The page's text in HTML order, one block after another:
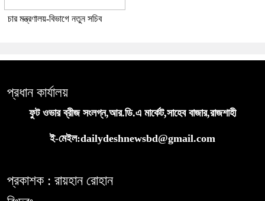
চার মন্ত্রণালয়-বিভাগে নতুন সচিব
প্রধান কার্যালয়
ফুট ওভার ব্রীজ সংলগ্ন,আর.ডি.এ মার্কেট,সাহেব বাজার,রাজশাহী
ই-মেইল:dailydeshnewsbd@gmail.com
প্রকাশক : রায়হান রোহান